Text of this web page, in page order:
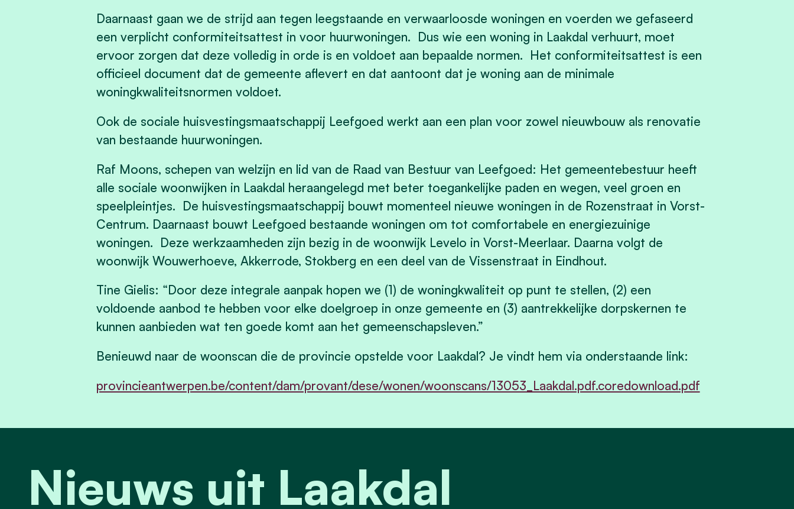
Daarnaast gaan we de strijd aan tegen leegstaande en verwaarloosde woningen en voerden we gefaseerd
een verplicht conformiteitsattest in voor huurwoningen. Dus wie een woning in Laakdal verhuurt, moet
ervoor zorgen dat deze volledig in orde is en voldoet aan bepaalde normen. Het conformiteitsattest is een
officieel document dat de gemeente aflevert en dat aantoont dat je woning aan de minimale
woningkwaliteitsnormen voldoet.
Ook de sociale huisvestingsmaatschappij Leefgoed werkt aan een plan voor zowel nieuwbouw als renovatie
van bestaande huurwoningen.
Raf Moons, schepen van welzijn en lid van de Raad van Bestuur van Leefgoed: Het gemeentebestuur heeft
alle sociale woonwijken in Laakdal heraangelegd met beter toegankelijke paden en wegen, veel groen en
speelpleintjes. De huisvestingsmaatschappij bouwt momenteel nieuwe woningen in de Rozenstraat in Vorst-
Centrum. Daarnaast bouwt Leefgoed bestaande woningen om tot comfortabele en energiezuinige
woningen. Deze werkzaamheden zijn bezig in de woonwijk Levelo in Vorst-Meerlaar. Daarna volgt de
woonwijk Wouwerhoeve, Akkerrode, Stokberg en een deel van de Vissenstraat in Eindhout.
Tine Gielis: “Door deze integrale aanpak hopen we (1) de woningkwaliteit op punt te stellen, (2) een
voldoende aanbod te hebben voor elke doelgroep in onze gemeente en (3) aantrekkelijke dorpskernen te
kunnen aanbieden wat ten goede komt aan het gemeenschapsleven.”
Benieuwd naar de woonscan die de provincie opstelde voor Laakdal? Je vindt hem via onderstaande link:
provincieantwerpen.be/content/dam/provant/dese/wonen/woonscans/13053_Laakdal.pdf.coredownload.pdf
Nieuws uit Laakdal